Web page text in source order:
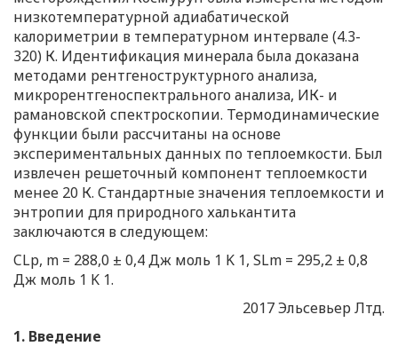
низкотемпературной адиабатической
калориметрии в температурном интервале (4.3-
320) К. Идентификация минерала была доказана
методами рентгеноструктурного анализа,
микрорентгеноспектрального анализа, ИК- и
рамановской спектроскопии. Термодинамические
функции были рассчитаны на основе
экспериментальных данных по теплоемкости. Был
извлечен решеточный компонент теплоемкости
менее 20 К. Стандартные значения теплоемкости и
энтропии для природного халькантита
заключаются в следующем:
CLp, m = 288,0 ± 0,4 Дж моль 1 K 1, SLm = 295,2 ± 0,8
Дж моль 1 K 1.
2017 Эльсевьер Лтд.
1. Введение